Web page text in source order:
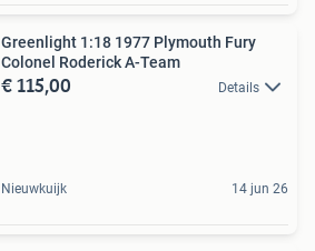
Greenlight 1:18 1977 Plymouth Fury
Colonel Roderick A-Team
€ 115,00 Details
Nieuwkuijk 14 jun 26